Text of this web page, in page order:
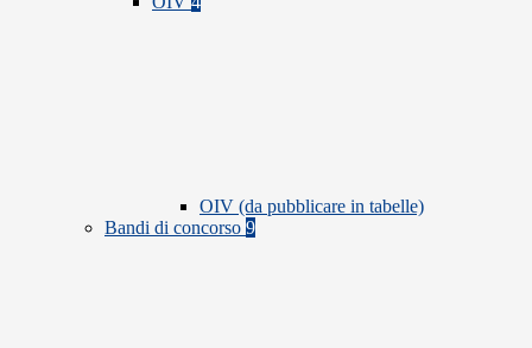
OIV (da pubblicare in tabelle)
Bandi di concorso 9